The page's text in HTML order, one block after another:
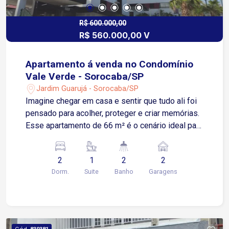
R$ 600.000,00
R$ 560.000,00 V
Apartamento á venda no Condomínio
Vale Verde - Sorocaba/SP
Jardim Guarujá - Sorocaba/SP
Imagine chegar em casa e sentir que tudo ali foi
pensado para acolher, proteger e criar memórias.
Esse apartamento de 66 m² é o cenário ideal para
qualidade de vida. Um lar feito para viver
momentos especiais: 2 dormitórios, sendo 1
suíte, garantindo descanso, privacidade e
para almoços em família, risadas no fim de tarde
2
Dorm.
1
Suite
2
Banho
2
Garagens